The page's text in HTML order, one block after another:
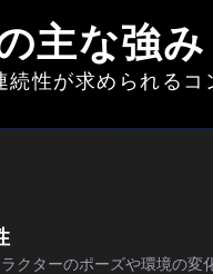
主な強み
性が求められる
クターのポーズや環境の変